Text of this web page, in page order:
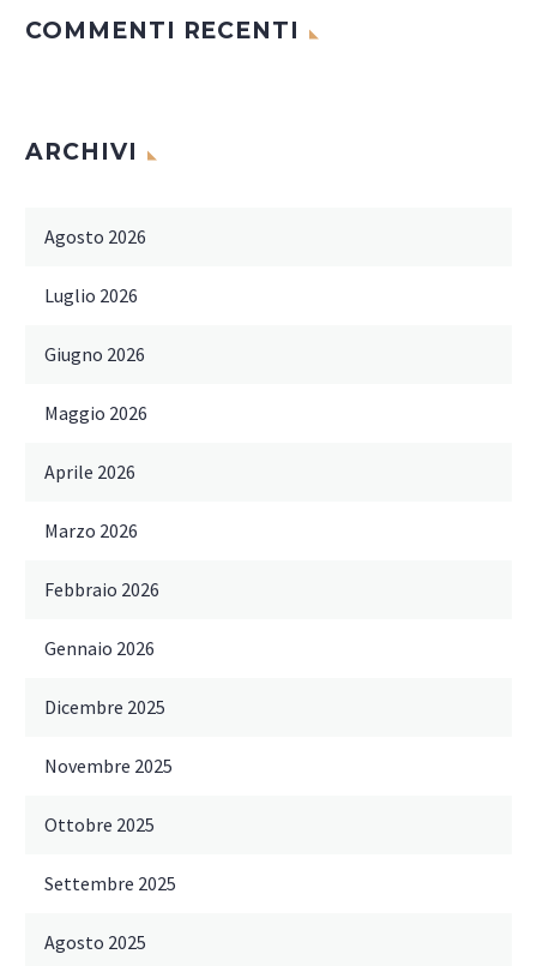
COMMENTI RECENTI
ARCHIVI
Agosto 2026
Luglio 2026
Giugno 2026
Maggio 2026
Aprile 2026
Marzo 2026
Febbraio 2026
Gennaio 2026
Dicembre 2025
Novembre 2025
Ottobre 2025
Settembre 2025
Agosto 2025